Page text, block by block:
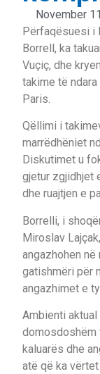
November
Përfaqësuesi i
Borrell, ka
Vuçiç, dhe
takime të
Paris.
Qëllimi i
marrëdhëniet
Diskutimet u
gjetur zgjidhjet
dhe ruajtjen e
Borrelli, i
Miroslav
angazhohen
gatishmëri për
angazhimet e
Ambienti
domosdoshëm
kaluarës dhe
atë që ka